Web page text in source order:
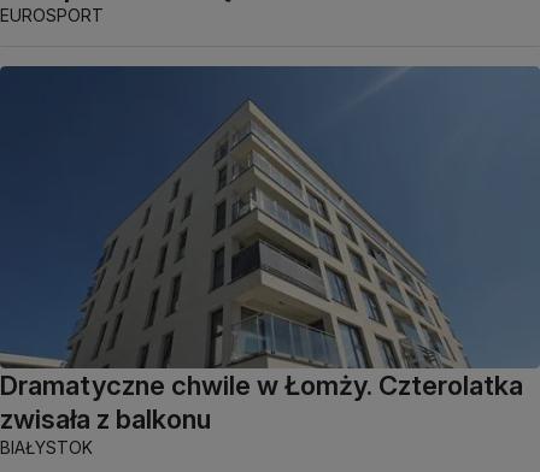
EUROSPORT
Dramatyczne chwile w Łomży. Czterolatka
zwisała z balkonu
BIAŁYSTOK